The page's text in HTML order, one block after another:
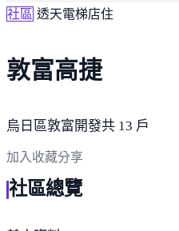
社區 透天電梯店住
敦富高捷
烏日區敦富開發共 13 戶
加入收藏分享
社區總覽